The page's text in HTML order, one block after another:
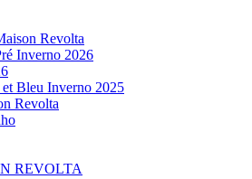
Revolta
Inverno 2026
Bleu Inverno 2025
Revolta
REVOLTA